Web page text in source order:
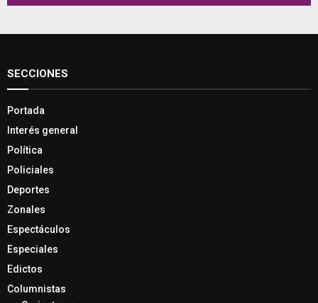
SECCIONES
Portada
Interés general
Política
Policiales
Deportes
Zonales
Espectáculos
Especiales
Edictos
Columnistas